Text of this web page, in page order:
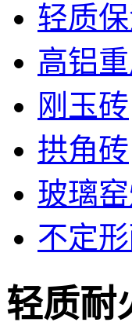
轻质
高铝
刚玉砖
拱角砖
玻璃
不定
轻质耐